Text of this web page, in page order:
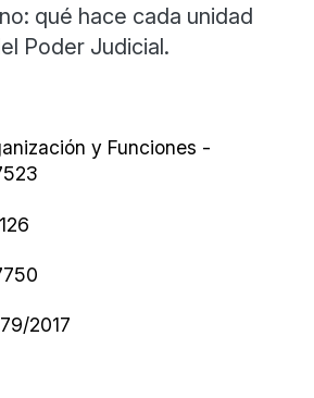
qué hace cada unidad
Poder Judicial.
y Funciones -
2017